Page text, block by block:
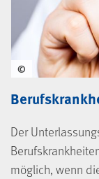
Der
möglich, wenn
©